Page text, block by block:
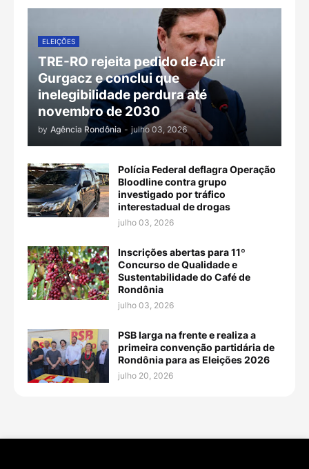
ELEIÇÕES
TRE-RO rejeita pedido de Acir
Gurgacz e conclui que
inelegibilidade perdura até
novembro de 2030
by Agência Rondônia - julho 03, 2026
Polícia Federal deflagra Operação
Bloodline contra grupo
investigado por tráfico
interestadual de drogas
julho 03, 2026
Inscrições abertas para 11º
Concurso de Qualidade e
Sustentabilidade do Café de
Rondônia
julho 03, 2026
PSB larga na frente e realiza a
primeira convenção partidária de
Rondônia para as Eleições 2026
julho 20, 2026